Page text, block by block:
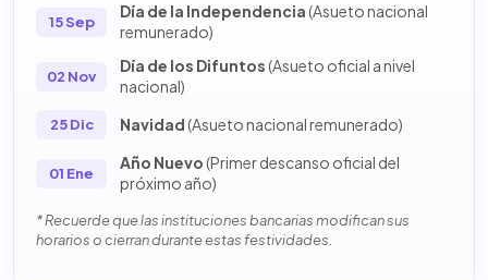
15 Sep
Día de la Independencia(Asueto nacional
remunerado)
02 Nov
Día de los Difuntos(Asueto oficial a nivel
nacional)
25 Dic Navidad(Asueto nacional remunerado)
01 Ene
Año Nuevo(Primer descanso oficial del
próximo año)
* Recuerde que las instituciones bancarias modifican sus
horarios o cierran durante estas festividades.